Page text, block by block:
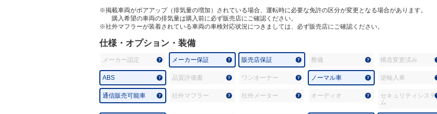
※掲載車両がボアアップ（排気量の増加）されている場合、運転時に必要な免許の区分が変更となる場合があります。
購入希望の車両の排気量は購入前に必ず販売店にご確認ください。
※社外マフラーが装着されている車両の車検対応状況につきましては、必ず販売店にご確認ください。
仕様・オプション・装備
メーカー認定 メーカー保証 販売店保証 整備 構造変更済み
ABS 品質評価書 ワンオーナー ノーマル車 逆輸入車
通信販売可能車 社外マフラー 社外メーター オーディオ
セキュリティシステ
ム